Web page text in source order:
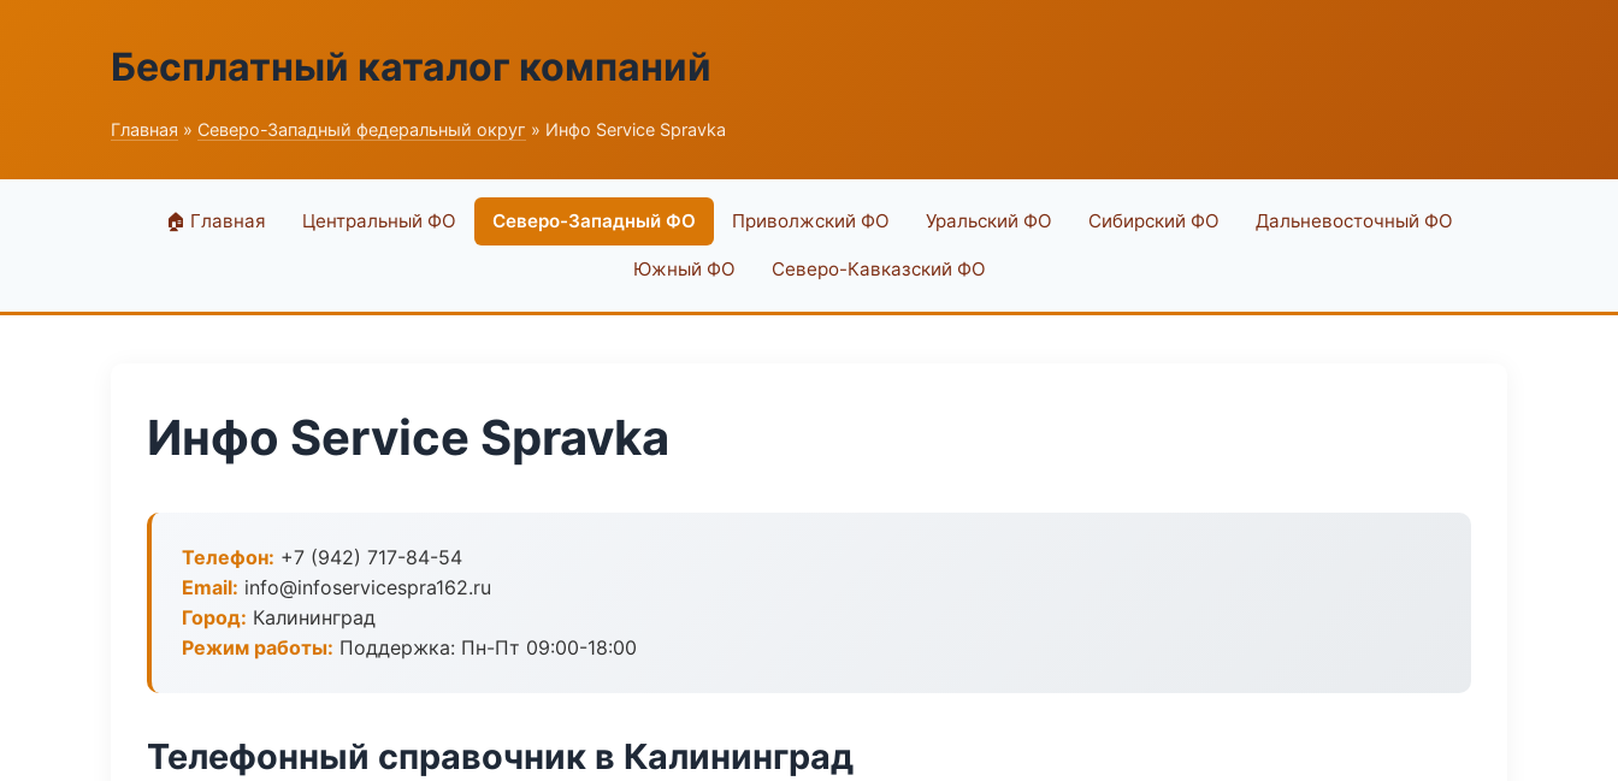
Бесплатный каталог компаний
Главная » Северо-Западный федеральный округ » Инфо Service Spravka
🏠 Главная Центральный ФО Северо-Западный ФО Приволжский ФО Уральский ФО Сибирский ФО Дальневосточный ФО
Южный ФО Северо-Кавказский ФО
Инфо Service Spravka
Телефон: +7 (942) 717-84-54
Email: info@infoservicespra162.ru
Город: Калининград
Режим работы: Поддержка: Пн-Пт 09:00-18:00
Телефонный справочник в Калининград